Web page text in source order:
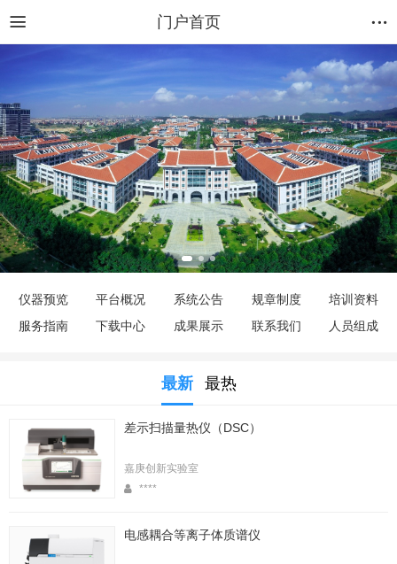
门户首页
仪器预览 平台概况 系统公告 规章制度
培训资料
服务指南
下载中心 成果展示 联系我们 人员组成
最新 最热
差示扫描量热仪（DSC）
嘉庚创新实验室
****
电感耦合等离子体质谱仪